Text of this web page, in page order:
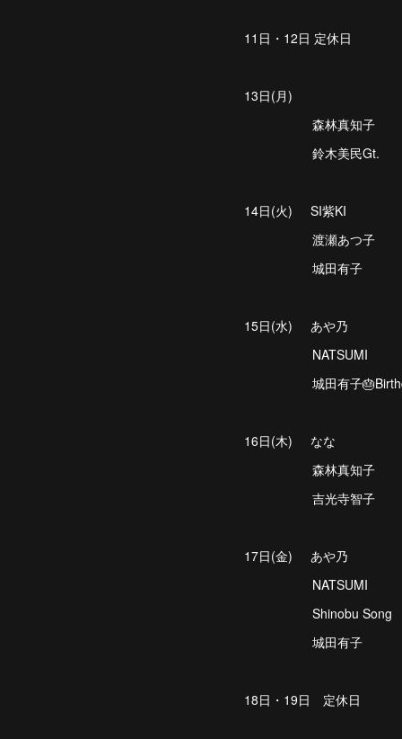
11日・12日 定休日
13日(月)
森林真知子
鈴木美民Gt.
14日(火) SI紫KI
渡瀬あつ子
城田有子
15日(水) あや乃
NATSUMI
城田有子
16日(木) なな
森林真知子
吉光寺智子
17日(金) あや乃
NATSUMI
Shinobu Song
城田有子
18日・19日 定休日